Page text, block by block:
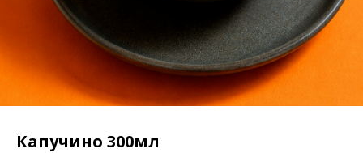
Капучино 300мл